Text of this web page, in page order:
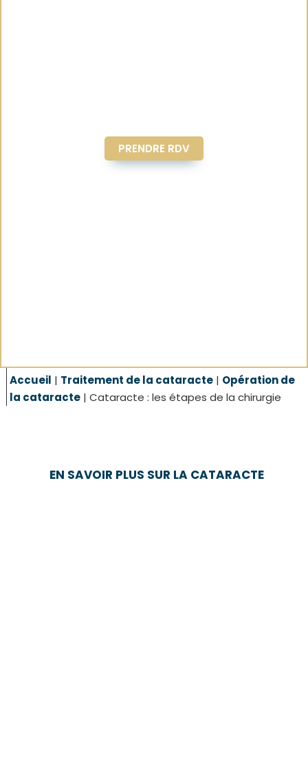
PRENDRE RDV
Accueil | Traitement de la cataracte | Opération de
la cataracte |Cataracte : les étapes de la chirurgie
EN SAVOIR PLUS SUR LA CATARACTE